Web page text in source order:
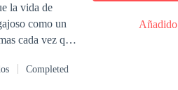
la vida de
como un
cada vez que
cuando notó
Completed
Añadido